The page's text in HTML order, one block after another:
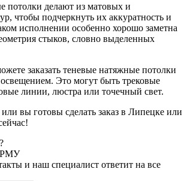
потолки делают из матовых и
чтобы подчеркнуть их аккуратность и
исполнении особенно хорошо заметна
стыков, словно выделенных
заказать теневые натяжные потолки
Это могут быть трековые
линии, люстра или точечный свет.
вы готовы сделать заказ в Липецке или
и наш специалист ответит на все